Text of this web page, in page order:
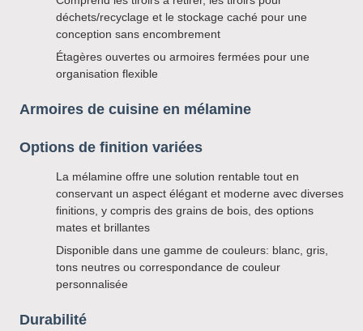
déchets/recyclage et le stockage caché pour une
conception sans encombrement
Étagères ouvertes ou armoires fermées pour une
organisation flexible
Armoires de cuisine en mélamine
Options de finition variées
La mélamine offre une solution rentable tout en
conservant un aspect élégant et moderne avec diverses
finitions, y compris des grains de bois, des options
mates et brillantes
Disponible dans une gamme de couleurs: blanc, gris,
tons neutres ou correspondance de couleur
personnalisée
Durabilité